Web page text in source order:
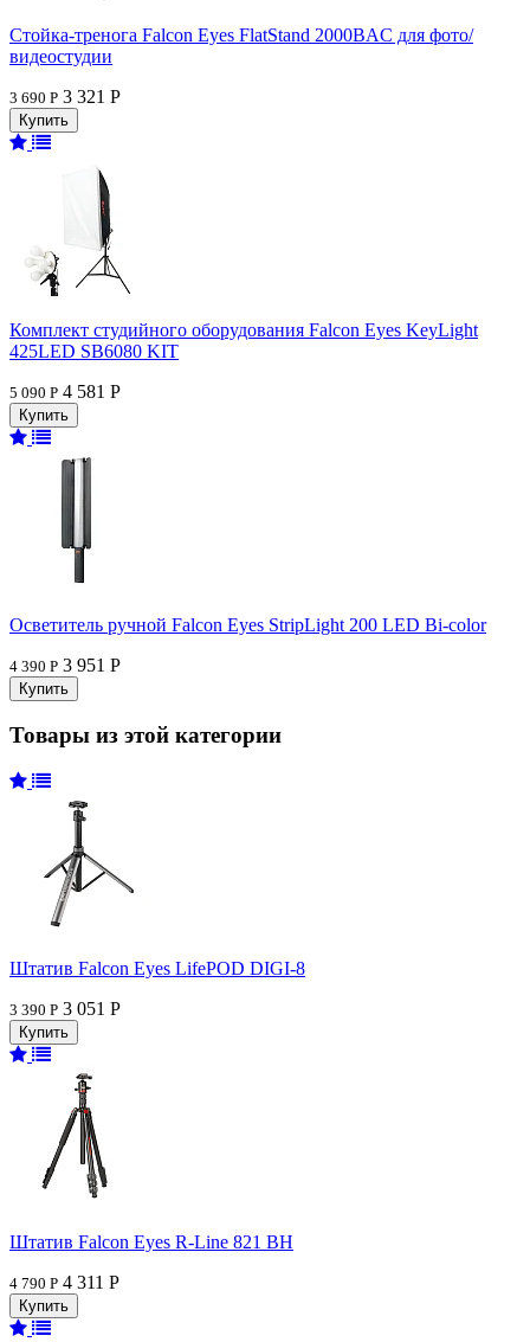
Стойка-тренога Falcon Eyes FlatStand 2000BAC для фото/
видеостудии
3 690 Р 3 321 Р
Комплект студийного оборудования Falcon Eyes KeyLight
425LED SB6080 KIT
5 090 Р 4 581 Р
Осветитель ручной Falcon Eyes StripLight 200 LED Bi-color
4 390 Р 3 951 Р
Товары из этой категории
Штатив Falcon Eyes LifePOD DIGI-8
3 390 Р 3 051 Р
Штатив Falcon Eyes R-Line 821 BH
4 790 Р 4 311 Р